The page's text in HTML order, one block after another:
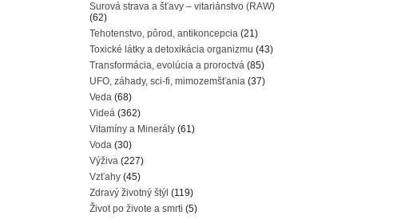
Surová strava a šťavy – vitariánstvo (RAW)
(62)
Tehotenstvo, pôrod, antikoncepcia (21)
Toxické látky a detoxikácia organizmu (43)
Transformácia, evolúcia a proroctvá (85)
UFO, záhady, sci-fi, mimozemšťania (37)
Veda (68)
Videá (362)
Vitamíny a Minerály (61)
Voda (30)
Výživa (227)
Vzťahy (45)
Zdravý životný štýl (119)
Život po živote a smrti (5)